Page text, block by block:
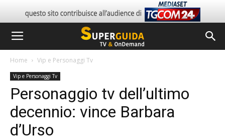
Home Vip e Personaggi Tv
Vip e Personaggi Tv
Personaggio tv dell’ultimo
decennio: vince Barbara
d’Urso